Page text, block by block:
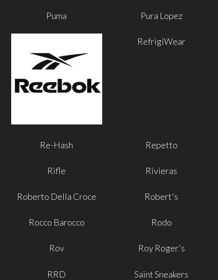
Puma Pura Lopez
RefrigiWear
Re-Hash Repetto
Rifle Rivieras
Roberto Della Croce Robert's
Rocco Barocco Rodo
Rov Roy Roger's
RRD Saint Sneakers